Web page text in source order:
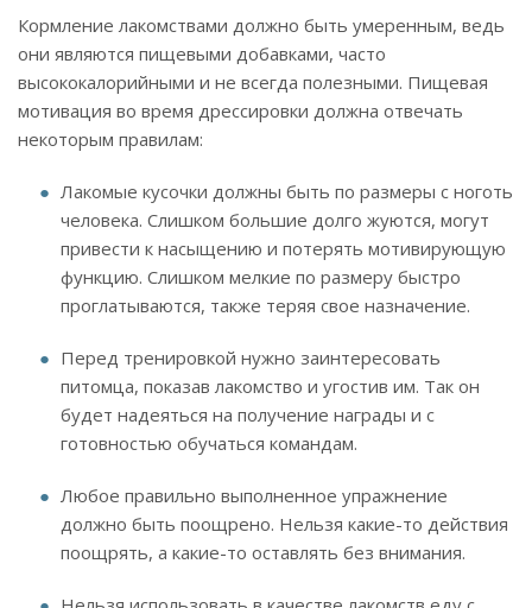
Кормление лакомствами должно быть умеренным, ведь
они являются пищевыми добавками, часто
высококалорийными и не всегда полезными. Пищевая
мотивация во время дрессировки должна отвечать
некоторым правилам:
Лакомые кусочки должны быть по размеры с ноготь
человека. Слишком большие долго жуются, могут
привести к насыщению и потерять мотивирующую
функцию. Слишком мелкие по размеру быстро
проглатываются, также теряя свое назначение.
Перед тренировкой нужно заинтересовать
питомца, показав лакомство и угостив им. Так он
будет надеяться на получение награды и с
готовностью обучаться командам.
Любое правильно выполненное упражнение
должно быть поощрено. Нельзя какие-то действия
поощрять, а какие-то оставлять без внимания.